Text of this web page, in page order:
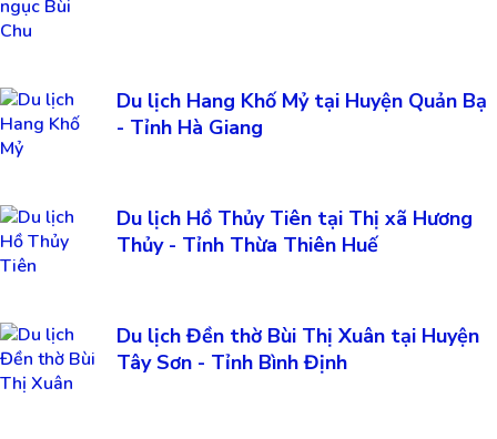
Du lịch Hang Khố Mỷ tại Huyện Quản Bạ
- Tỉnh Hà Giang
Du lịch Hồ Thủy Tiên tại Thị xã Hương
Thủy - Tỉnh Thừa Thiên Huế
Du lịch Đền thờ Bùi Thị Xuân tại Huyện
Tây Sơn - Tỉnh Bình Định